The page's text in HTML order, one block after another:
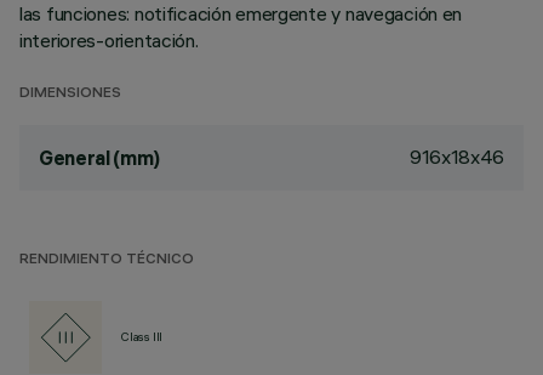
las funciones: notificación emergente y navegación en
interiores-orientación.
DIMENSIONES
General (mm) 916x18x46
RENDIMIENTO TÉCNICO
Class III